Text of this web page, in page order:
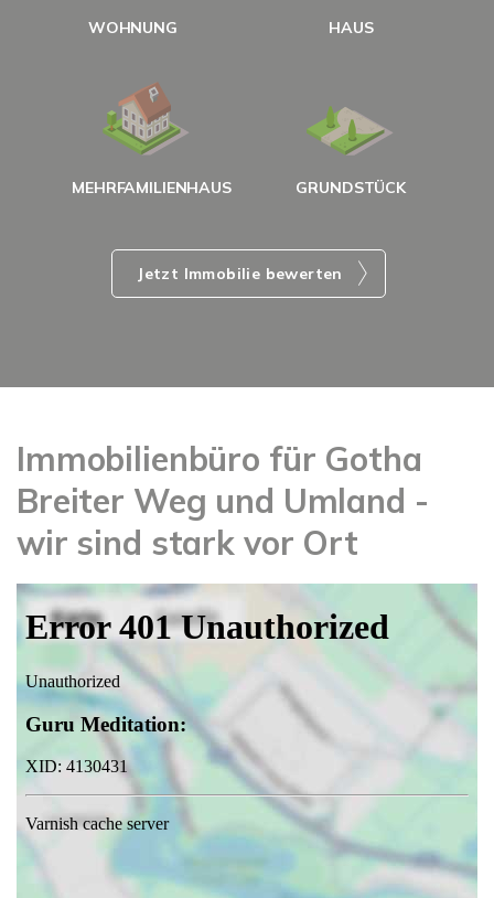
WOHNUNG HAUS
MEHRFAMILIENHAUS GRUNDSTÜCK
Jetzt Immobilie bewerten
Immobilienbüro für Gotha
Breiter Weg und Umland -
wir sind stark vor Ort